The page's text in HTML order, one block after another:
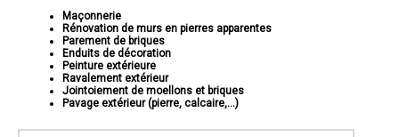
Maçonnerie
Rénovation de murs en pierres apparentes
Parement de briques
Enduits de décoration
Peinture extérieure
Ravalement extérieur
Jointoiement de moellons et briques
Pavage extérieur (pierre, calcaire,...)